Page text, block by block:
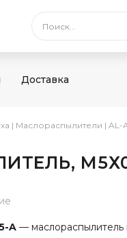
Доставка
| Маслораспылители | AL-
A— маслораспылитель